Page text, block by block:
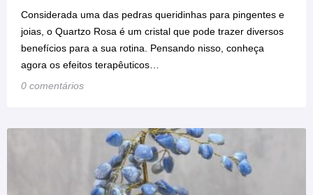
Considerada uma das pedras queridinhas para pingentes e
joias, o Quartzo Rosa é um cristal que pode trazer diversos
benefícios para a sua rotina. Pensando nisso, conheça
agora os efeitos terapêuticos…
0 comentários